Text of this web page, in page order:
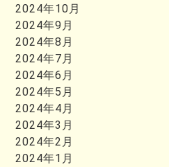
2024年10月
2024年9月
2024年8月
2024年7月
2024年6月
2024年5月
2024年4月
2024年3月
2024年2月
2024年1月